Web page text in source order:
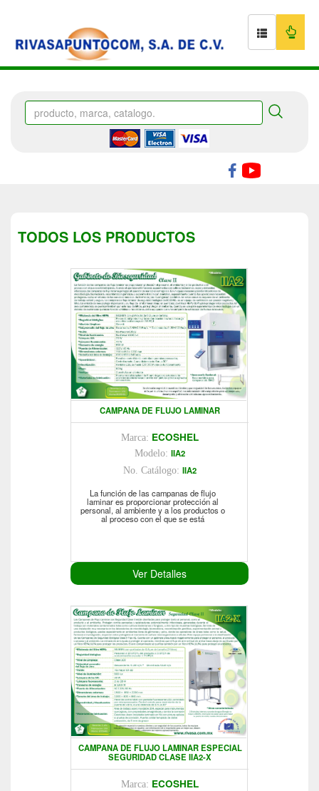
TODOS LOS PRODUCTOS
CAMPANA DE FLUJO LAMINAR
Marca: ECOSHEL
Modelo: IIA2
No. Catálogo: IIA2
La función de las campanas de flujo
laminar es proporcionar protección al
personal, al ambiente y a los productos o
al proceso con el que se está
Ver Detalles
CAMPANA DE FLUJO LAMINAR ESPECIAL
SEGURIDAD CLASE IIA2-X
Marca: ECOSHEL